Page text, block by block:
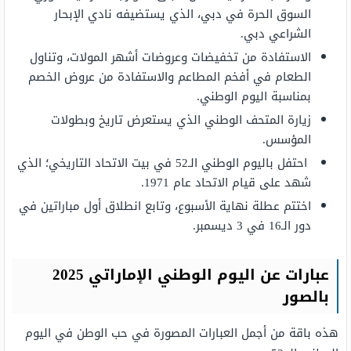
السوق الحرة في دبي، الذي يستضيفه نادي الإبحار
الشراعي دبي.
الاستفادة من تخفيضات وعروضات أشهر المولات، وتناول
الطعام في أفخم المطاعم والاستفادة من عروض الخصم
بمناسبة اليوم الوطني.
زيارة المتحف الوطني الذي يستعرض تاريخ وبطولات
المؤسس.
احتفل باليوم الوطني الـ52 في بيت الاتحاد التاريخي؛ الذي
شهد على قيام الاتحاد عام 1971.
اختتم عطلة نهاية الأسبوع، وتابع انطلاق أول مباراتين في
دور الـ16 في 3 ديسمبر.
عبارات عن اليوم الوطني الإماراتي 2025
بالصور
هذه باقة من أجمل العبارات المصورة في حب الوطن في اليوم